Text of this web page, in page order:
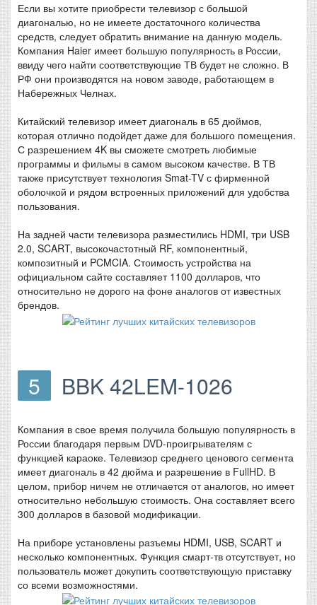
Если вы хотите приобрести телевизор с большой
диагональю, но не имеете достаточного количества
средств, следует обратить внимание на данную модель.
Компания Haier имеет большую популярность в России,
ввиду чего найти соответствующие ТВ будет не сложно. В
РФ они производятся на новом заводе, работающем в
Набережных Челнах.
Китайский телевизор имеет диагональ в 65 дюймов,
которая отлично подойдет даже для большого помещения.
С разрешением 4K вы сможете смотреть любимые
программы и фильмы в самом высоком качестве. В ТВ
также присутствует технология Smat-TV с фирменной
оболочкой и рядом встроенных приложений для удобства
пользования.
На задней части телевизора разместились HDMI, три USB
2.0, SCART, высокочастотный RF, компонентный,
композитный и PCMCIA. Стоимость устройства на
официальном сайте составляет 1100 долларов, что
относительно не дорого на фоне аналогов от известных
брендов.
5 BBK 42LEM-1026
Компания в свое время получила большую популярность в
России благодаря первым DVD-проигрывателям с
функцией караоке. Телевизор среднего ценового сегмента
имеет диагональ в 42 дюйма и разрешение в FullHD. В
целом, прибор ничем не отличается от аналогов, но имеет
относительно небольшую стоимость. Она составляет всего
300 долларов в базовой модификации.
На приборе установлены разъемы HDMI, USB, SCART и
несколько компонентных. Функция смарт-тв отсутствует, но
пользователь может докупить соответствующую приставку
со всеми возможностями.